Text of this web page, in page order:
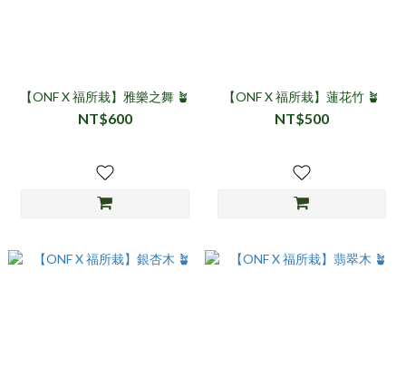
【ONF X 福所栽】雅樂之舞 🪴
NT$600
【ONF X 福所栽】蓮花竹 🪴
NT$500